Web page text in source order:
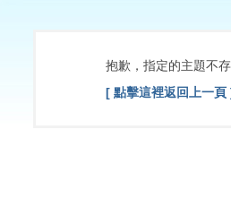
抱歉，指定的主題不
[ 點擊這裡返回上一頁